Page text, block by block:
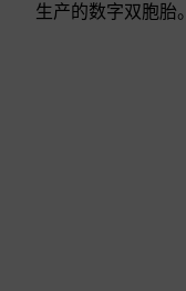
生产的数字双胞胎。